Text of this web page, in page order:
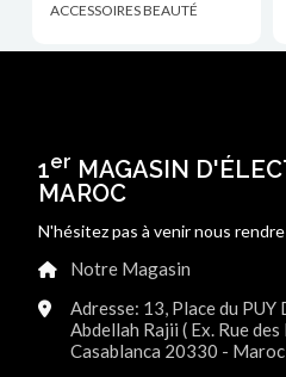
ACCESSOIRES BEAUTÉ
1er MAGASIN
MAROC
N'hésitez pas à venir nous
Notre Magasin
Adresse: 13, Place du PUY
Abdellah Rajii ( Ex. Rue
Casablanca 20330 - Maroc